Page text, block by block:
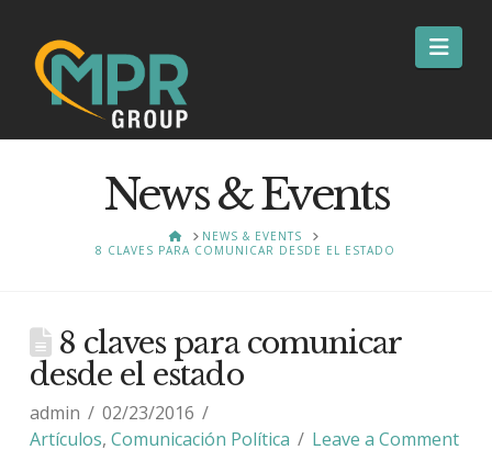
News & Events
HOMENEWS & EVENTS
8 CLAVES PARA COMUNICAR DESDE EL ESTADO
8 claves para comunicar
desde el estado
admin
02/23/2016
Artículos, Comunicación Política Leave a Comment